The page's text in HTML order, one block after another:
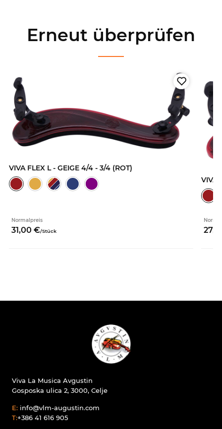
Erneut überprüfen
VIVA FLEX L - GEIGE 4/4 - 3/4 (ROT)
Normalpreis
31,00 €/Stück
VIVA
27,
Viva La Musica Avgustin
Gosposka ulica 2, 3000, Celje
E: info@vlm-augustin.com
T:+386 41 616 905